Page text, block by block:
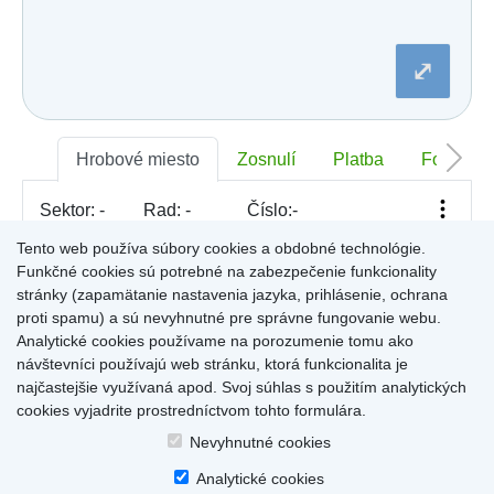
Dolný Lopašov
Dolný Ohaj
Dubnica nad Váhom
Dulov
Dulova Ves
Dunajská Lužná
Gelnica
Gemerská Hôrka
Gemerská Ves
Hájske
Halič
Hlboké
⤢
Hrobové miesto Zosnulí Platba Foto
Sektor: - Rad: - Číslo:-
Pre zobrazenie informácií kliknite na hrobové miesto na
mape, alebo kliknite na priezvisko a meno zosnulého vo
Výsledky (rozšíreného) vyhľadávania.
Produkty a služby |Citáty|O cintorínoch|
Tento web používa súbory cookies a obdobné technológie.
Funkčné cookies sú potrebné na zabezpečenie funkcionality
stránky (zapamätanie nastavenia jazyka, prihlásenie, ochrana
proti spamu) a sú nevyhnutné pre správne fungovanie webu.
Analytické cookies používame na porozumenie tomu ako
návštevníci používajú web stránku, ktorá funkcionalita je
najčastejšie využívaná apod. Svoj súhlas s použitím analytických
cookies vyjadrite prostredníctvom tohto formulára.
Nevyhnutné cookies
Analytické cookies